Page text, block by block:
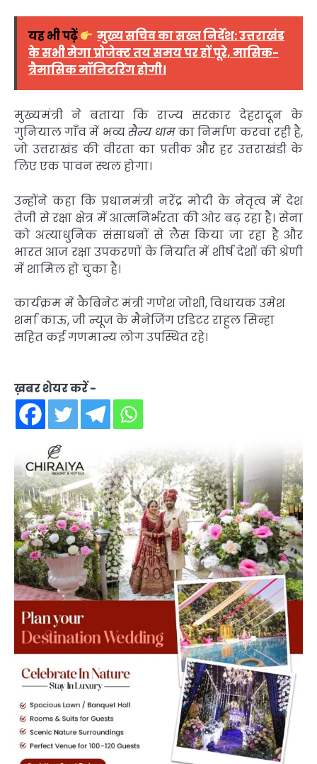
यह भी पढ़ें
मुख्य सचिव का सख्त निर्देश: उत्तराखंड
के सभी मेगा प्रोजेक्ट तय समय पर हों पूरे, मासिक-
त्रैमासिक मॉनिटरिंग होगी।
मुख्यमंत्री ने बताया कि राज्य सरकार देहरादून के
गुनियाल गाँव में भव्यसैन्य धामका निर्माण करवा रही है,
जो उत्तराखंड की वीरता का प्रतीक और हर उत्तराखंडी के
लिए एक पावन स्थल होगा।
उन्होंने कहा कि प्रधानमंत्री नरेंद्र मोदी के नेतृत्व में देश
तेजी से रक्षा क्षेत्र में आत्मनिर्भरता की ओर बढ़ रहा है। सेना
को अत्याधुनिक संसाधनों से लैस किया जा रहा है और
भारत आज रक्षा उपकरणों के निर्यात में शीर्ष देशों की श्रेणी
में शामिल हो चुका है।
कार्यक्रम में कैबिनेट मंत्री गणेश जोशी, विधायक उमेश
शर्मा काऊ, जी न्यूज के मैनेजिंग एडिटर राहुल सिन्हा
सहित कई गणमान्य लोग उपस्थित रहे।
ख़बर शेयर करें -